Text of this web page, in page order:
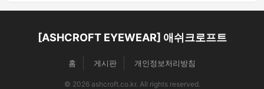
[ASHCROFT EYEWEAR] 애쉬크로프트
홈 게시판 개인정보처리방침
© 2026 ashcroft.co.kr. All rights reserved.